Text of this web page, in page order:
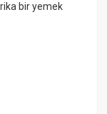
bir yemek